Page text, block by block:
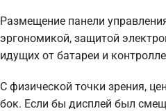
Размещение панели
эргономикой, защитой
идущих от батареи и
С физической точки зрения,
бок. Если бы дисплей был